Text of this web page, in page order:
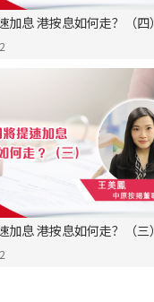
加息 港按息如何走？（四）
加息 港按息如何走？（三）